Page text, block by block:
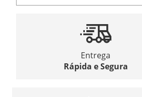
Entrega
Rápida e Segura